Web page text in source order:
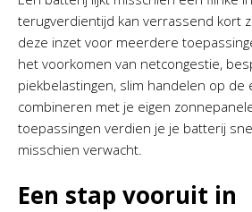
terugverdientijd kan verrassend kort
deze inzet voor meerdere
het voorkomen van netcongestie,
piekbelastingen, slim handelen op
combineren met je eigen
toepassingen verdien je je batterij
misschien verwacht.
Een stap vooruit in